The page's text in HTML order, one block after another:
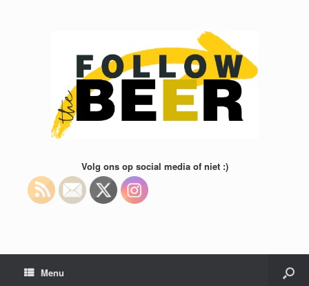
Volg ons op social media of niet :)
Menu